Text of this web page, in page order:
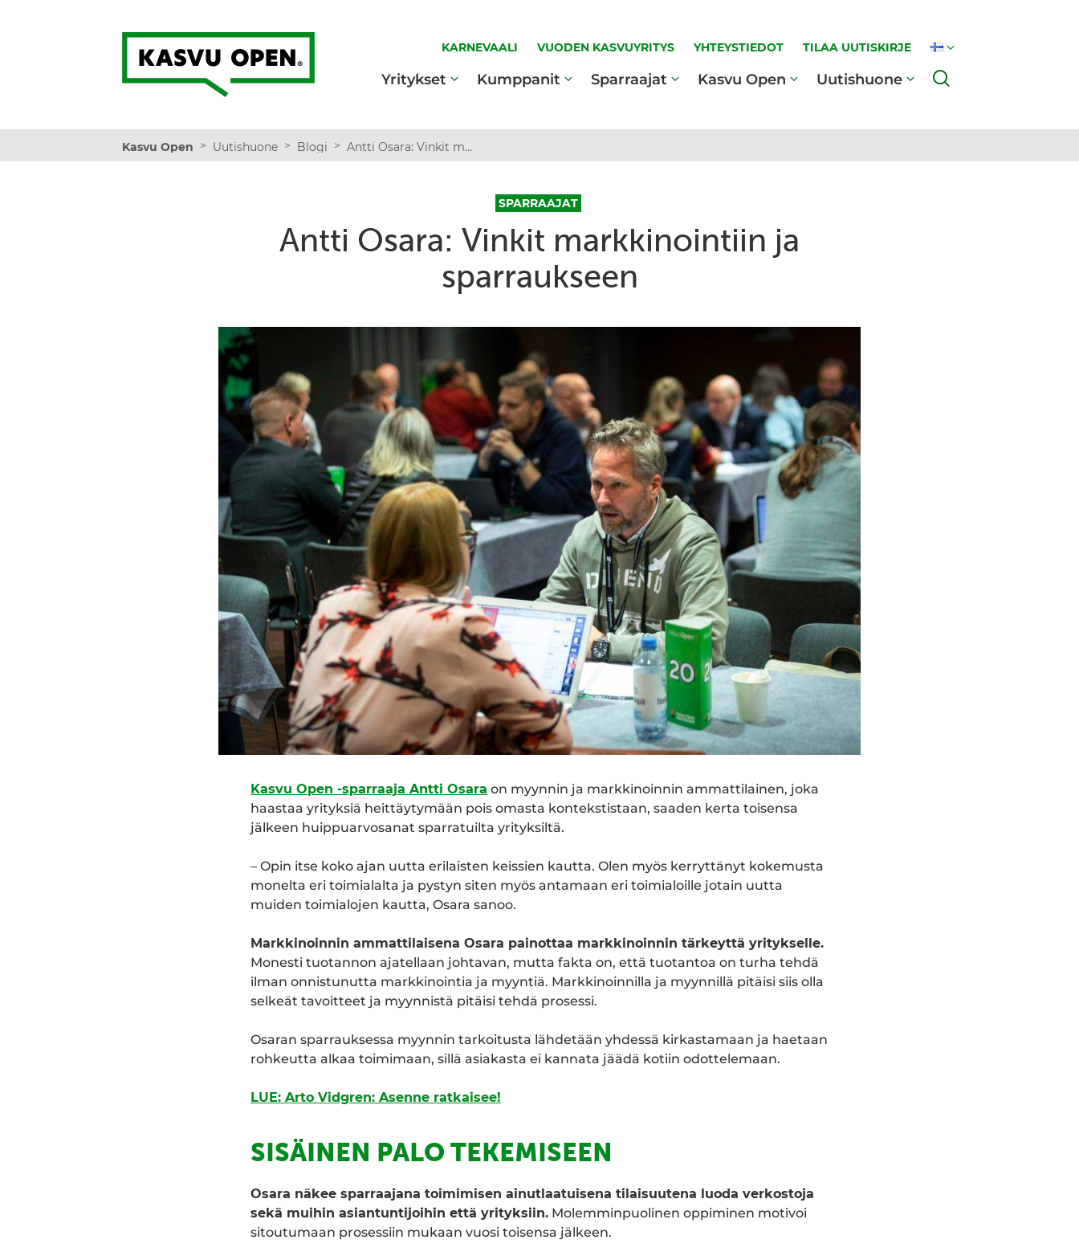
Kasvu Open
KARNEVAALI VUODEN KASVUYRITYS YHTEYSTIEDOT TILAA UUTISKIRJE
Yritykset Kumppanit Sparraajat Kasvu Open Uutishuone
Kasvu Open > Uutishuone > Blogi > Antti Osara: Vinkit markkinointiin ja sparraukseen
SPARRAAJAT
Antti Osara: Vinkit markkinointiin ja
sparraukseen
Kasvu Open -sparraaja Antti Osara on myynnin ja markkinoinnin ammattilainen, joka
haastaa yrityksiä heittäytymään pois omasta kontekstistaan, saaden kerta toisensa
jälkeen huippuarvosanat sparratuilta yrityksiltä.
– Opin itse koko ajan uutta erilaisten keissien kautta. Olen myös kerryttänyt kokemusta
monelta eri toimialalta ja pystyn siten myös antamaan eri toimialoille jotain uutta
muiden toimialojen kautta, Osara sanoo.
Markkinoinnin ammattilaisena Osara painottaa markkinoinnin tärkeyttä yritykselle.
Monesti tuotannon ajatellaan johtavan, mutta fakta on, että tuotantoa on turha tehdä
ilman onnistunutta markkinointia ja myyntiä. Markkinoinnilla ja myynnillä pitäisi siis olla
selkeät tavoitteet ja myynnistä pitäisi tehdä prosessi.
Osaran sparrauksessa myynnin tarkoitusta lähdetään yhdessä kirkastamaan ja haetaan
rohkeutta alkaa toimimaan, sillä asiakasta ei kannata jäädä kotiin odottelemaan.
LUE: Arto Vidgren: Asenne ratkaisee!
SISÄINEN PALO TEKEMISEEN
Osara näkee sparraajana toimimisen ainutlaatuisena tilaisuutena luoda verkostoja
sekä muihin asiantuntijoihin että yrityksiin. Molemminpuolinen oppiminen motivoi
sitoutumaan prosessiin mukaan vuosi toisensa jälkeen.